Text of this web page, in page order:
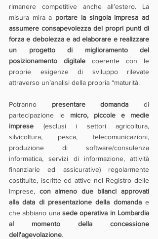
rimanere competitive anche all’estero. La
misura mira a portare la singola impresa ad
assumere consapevolezza dei propri punti di
forza e debolezza e ad elaborare e realizzare
un progetto di miglioramento del
posizionamento digitale coerente con le
proprie esigenze di sviluppo rilevate
attraverso un’analisi della propria “maturità.
Potranno presentare domanda di
partecipazione le micro, piccole e medie
imprese (esclusi i settori agricoltura,
silvicoltura, pesca, telecomunicazioni,
produzione di software/consulenza
informatica, servizi di informazione, attività
finanziarie ed assicurative) regolarmente
costituite, iscritte ed attive nel Registro delle
Imprese, con almeno due bilanci approvati
alla data di presentazione della domanda e
che abbiano una sede operativa in Lombardia
al momento della concessione
dell'agevolazione.